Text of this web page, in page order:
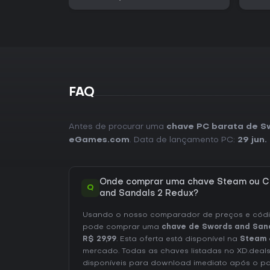
FAQ
Antes de procurar uma chave PC barata de
eGames.com. Data de lançamento PC: 29 jun.
Q
Onde comprar uma chave Steam ou
and Sandals 2 Redux?
Usando o nosso comparador de preços e
pode comprar uma chave de Swords and
R$ 29,99. Esta oferta está disponível na Steam
mercado. Todas as chaves listadas no
disponíveis para download imediato após o